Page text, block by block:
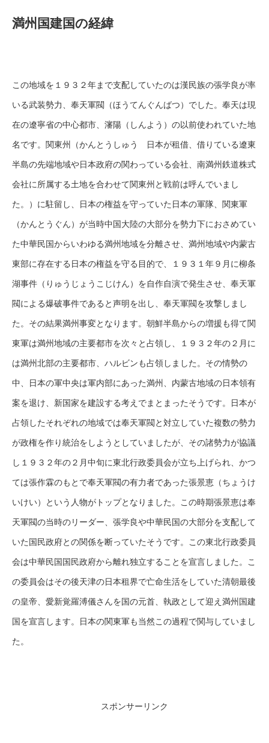
満州国建国の経緯
この地域を１９３２年まで支配していたのは漢民族の張学良が率
いる武装勢力、奉天軍閥（ほうてんぐんばつ）でした。奉天は現
在の遼寧省の中心都市、瀋陽（しんよう）の以前使われていた地
名です。関東州（かんとうしゅう 日本が租借、借りている遼東
半島の先端地域や日本政府の関わっている会社、南満州鉄道株式
会社に所属する土地を合わせて関東州と戦前は呼んでいまし
た。）に駐留し、日本の権益を守っていた日本の軍隊、関東軍
（かんとうぐん）が当時中国大陸の大部分を勢力下におさめてい
た中華民国からいわゆる満州地域を分離させ、満州地域や内蒙古
東部に存在する日本の権益を守る目的で、１９３１年９月に柳条
湖事件（りゅうじょうこじけん）を自作自演で発生させ、奉天軍
閥による爆破事件であると声明を出し、奉天軍閥を攻撃しまし
た。その結果満州事変となります。朝鮮半島からの増援も得て関
東軍は満州地域の主要都市を次々と占領し、１９３２年の２月に
は満州北部の主要都市、ハルビンも占領しました。その情勢の
中、日本の軍中央は軍内部にあった満州、内蒙古地域の日本領有
案を退け、新国家を建設する考えでまとまったそうです。日本が
占領したそれぞれの地域では奉天軍閥と対立していた複数の勢力
が政権を作り統治をしようとしていましたが、その諸勢力が協議
し１９３２年の２月中旬に東北行政委員会が立ち上げられ、かつ
ては張作霖のもとで奉天軍閥の有力者であった張景恵（ちょうけ
いけい）という人物がトップとなりました。この時期張景恵は奉
天軍閥の当時のリーダー、張学良や中華民国の大部分を支配して
いた国民政府との関係を断っていたそうです。この東北行政委員
会は中華民国国民政府から離れ独立することを宣言しました。こ
の委員会はその後天津の日本租界で亡命生活をしていた清朝最後
の皇帝、愛新覚羅溥儀さんを国の元首、執政として迎え満州国建
国を宣言します。日本の関東軍も当然この過程で関与していまし
た。
スポンサーリンク